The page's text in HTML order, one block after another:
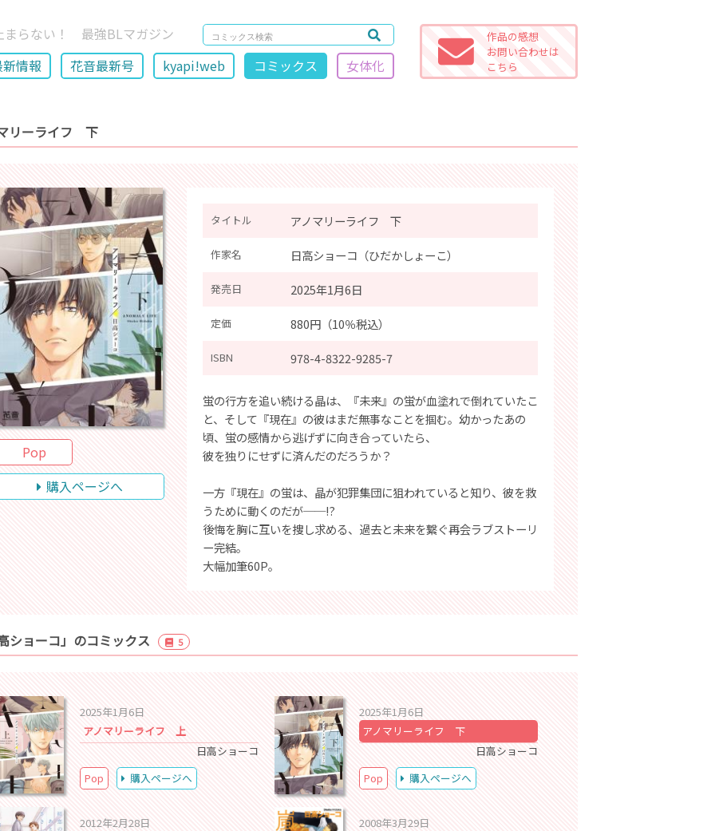
まらない！ 最強BLマガジン
情報
花音最新号 kyapi!web コミックス 女体化
作品の感想
お問い合わせは
こちら
リーライフ 下
Pop
購入ページへ
タイトル アノマリーライフ 下
作家名 日高ショーコ（ひだかしょーこ）
発売日 2025年1月6日
定価 880円（10％税込）
ISBN 978-4-8322-9285-7
蛍の行方を追い続ける晶は、『未来』の蛍が血塗れで倒れていたこ
と、そして『現在』の彼はまだ無事なことを掴む。幼かったあの
頃、蛍の感情から逃げずに向き合っていたら、
彼を独りにせずに済んだのだろうか？
一方『現在』の蛍は、晶が犯罪集団に狙われていると知り、彼を救
うために動くのだが──!?
後悔を胸に互いを捜し求める、過去と未来を繋ぐ再会ラブストーリ
ー完結。
大幅加筆60P。
ショーコ」のコミックス 5
2025年1月6日
アノマリーライフ 上
日高ショーコ
Pop
購入ページへ
2025年1月6日
アノマリーライフ 下
日高ショーコ
Pop
購入ページへ
2012年2月28日
2008年3月29日